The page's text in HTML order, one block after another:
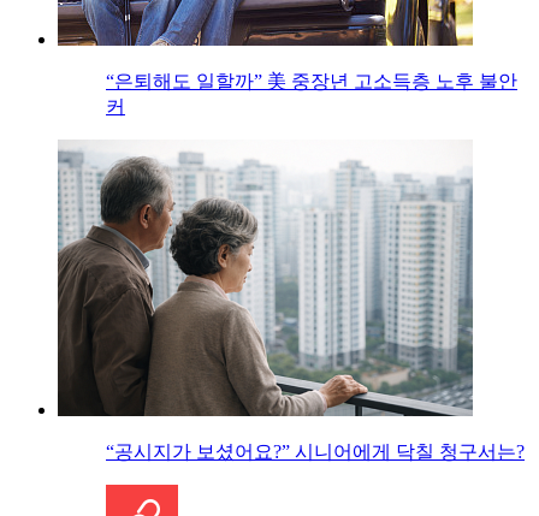
“은퇴해도 일할까” 美 중장년 고소득층 노후 불안
커
“공시지가 보셨어요?” 시니어에게 닥칠 청구서는?